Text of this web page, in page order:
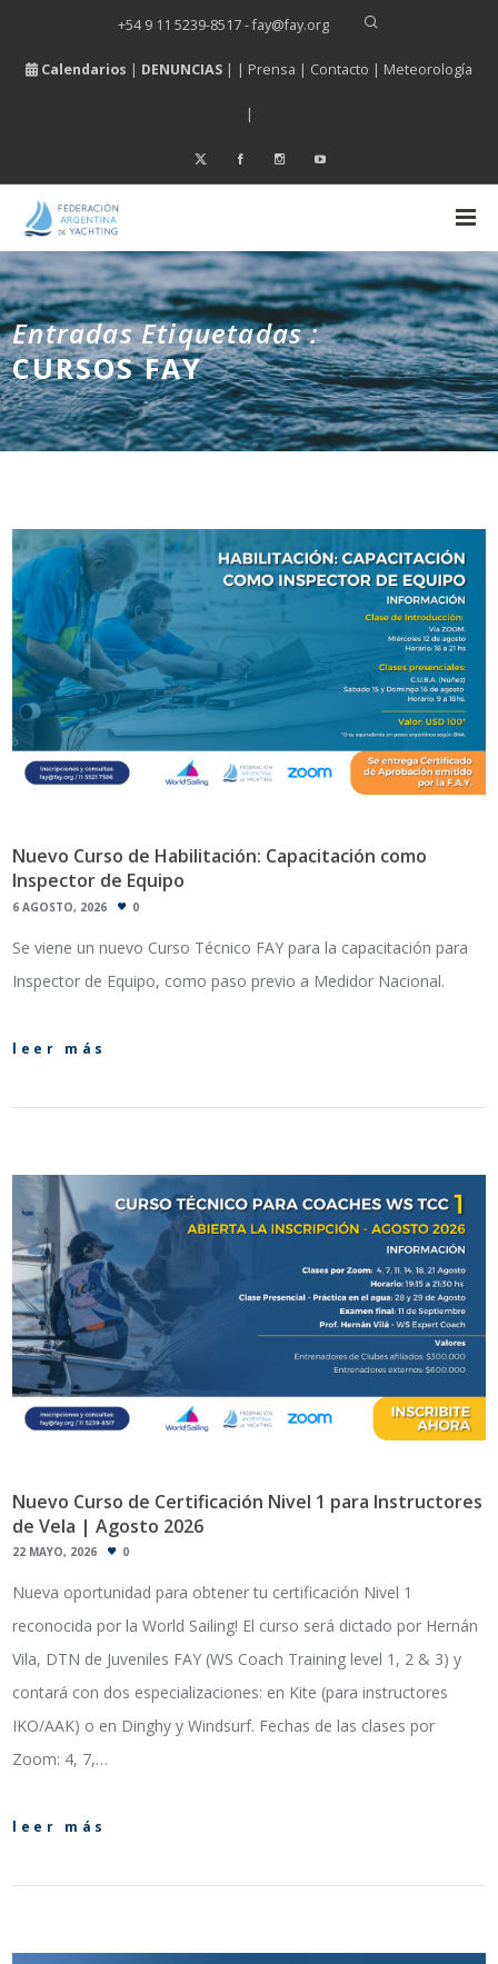
+54 9 11 5239-8517 - fay@fay.org
Calendarios | DENUNCIAS | | Prensa | Contacto | Meteorología
|
Entradas Etiquetadas :
CURSOS FAY
Nuevo Curso de Habilitación: Capacitación como
Inspector de Equipo
6 AGOSTO, 2026 0
Se viene un nuevo Curso Técnico FAY para la capacitación para
Inspector de Equipo, como paso previo a Medidor Nacional.
leer más
Nuevo Curso de Certificación Nivel 1 para Instructores
de Vela | Agosto 2026
22 MAYO, 2026 0
Nueva oportunidad para obtener tu certificación Nivel 1
reconocida por la World Sailing! El curso será dictado por Hernán
Vila, DTN de Juveniles FAY (WS Coach Training level 1, 2 & 3) y
contará con dos especializaciones: en Kite (para instructores
IKO/AAK) o en Dinghy y Windsurf. Fechas de las clases por
Zoom: 4, 7,…
leer más